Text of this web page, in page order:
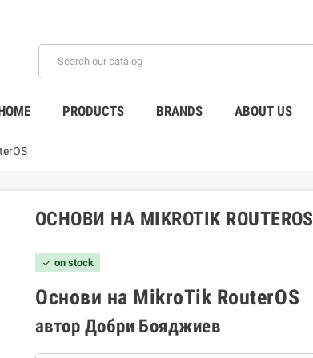
PRODUCTS BRANDS ABOUT US
ОСНОВИ НА MIKROTIK ROUTEROS
check on stock
Основи на MikroTik RouterOS
автор Добри Бояджиев